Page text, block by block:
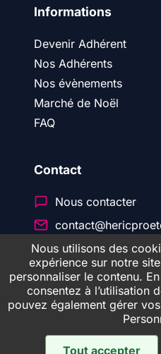
Nous utilisons des
expérience sur notre
personnaliser le contenu.
consentez à l’utilisation
pouvez également gérer
Tout accepter
Informations
Devenir Adhérent
Nos Adhérents
Nos évènements
Marché de Noël
FAQ
Contact
Nous contacter
© 2026
Politique